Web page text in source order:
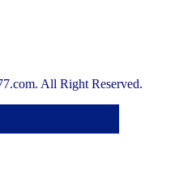
All Right Reserved.